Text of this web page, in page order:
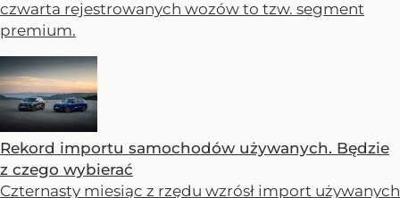
czwarta rejestrowanych wozów to tzw. segment
premium.
Rekord importu samochodów używanych. Będzie
z czego wybierać
Czternasty miesiąc z rzędu wzrósł import używanych